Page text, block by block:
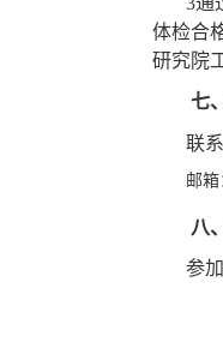
体检合
研究院
七
联
邮箱
八
参